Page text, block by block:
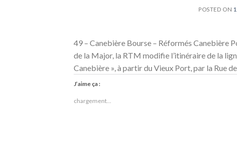
POSTED ON
49 – Canebière Bourse – Réformés Canebière
de la Major, la RTM modifie l’itinéraire de la
Canebière », à partir du Vieux Port, par la Rue
J’aime ça :
chargement…